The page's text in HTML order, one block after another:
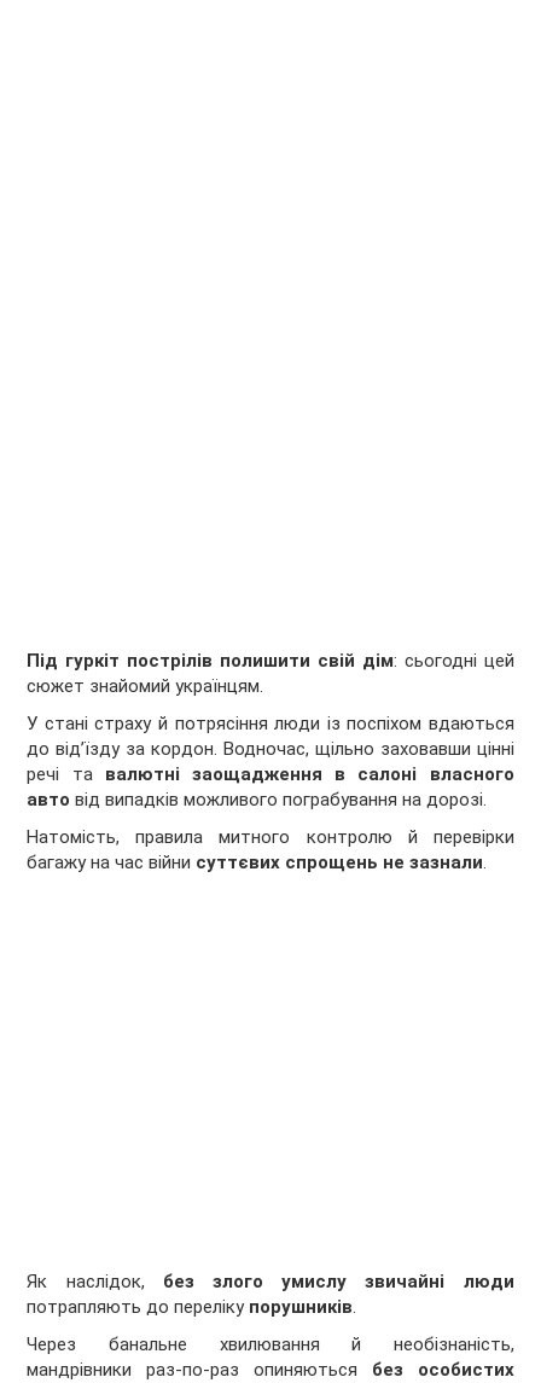
Під гуркіт пострілів полишити свій дім: сьогодні цей
сюжет знайомий українцям.
У стані страху й потрясіння люди із поспіхом вдаються
до від’їзду за кордон. Водночас, щільно заховавши цінні
речі та валютні заощадження в салоні власного
авто від випадків можливого пограбування на дорозі.
Натомість, правила митного контролю й перевірки
багажу на час війни суттєвих спрощень не зазнали.
Як наслідок, без злого умислу звичайні люди
потрапляють до перелікупорушників.
Через банальне хвилювання й необізнаність,
мандрівники раз-по-раз опиняються без особистих